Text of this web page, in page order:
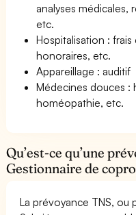
analyses médicales,
etc.
Hospitalisation :
honoraires, etc.
Appareillage : auditif
Médecines douces :
homéopathie, etc.
Qu’est-ce qu’une
Gestionnaire de
La prévoyance TNS, ou